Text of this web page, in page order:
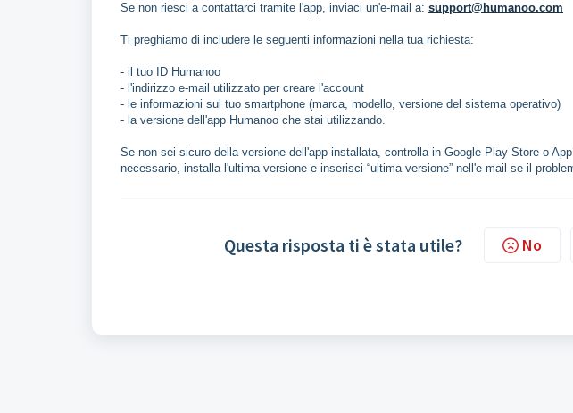
Se non riesci a contattarci tramite l'app, inviaci un'e-mail a: support@humanoo.com
Ti preghiamo di includere le seguenti informazioni nella tua richiesta:
- il tuo ID Humanoo
- l'indirizzo e-mail utilizzato per creare l'account
- le informazioni sul tuo smartphone (marca, modello, versione del sistema operativo)
- la versione dell'app Humanoo che stai utilizzando.
Se non sei sicuro della versione dell'app installata, controlla in Google Play Store o
necessario, installa l'ultima versione e inserisci “ultima versione” nell'e-mail se il
Questa risposta ti è stata utile? No